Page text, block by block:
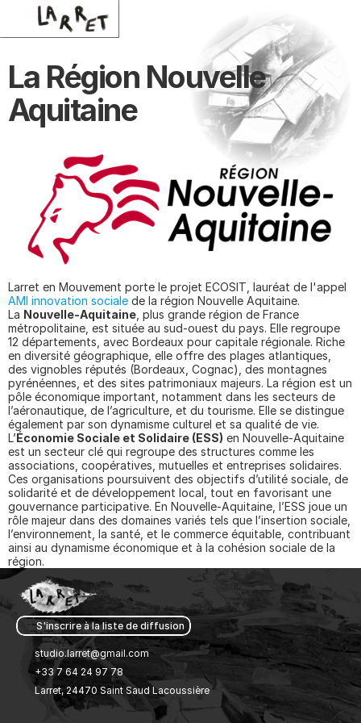
La Région Nouvelle
Aquitaine
AMI innovation sociale de la région Nouvelle Aquitaine.
La Nouvelle-Aquitaine , plus grande région de France
métropolitaine, est située au sud-ouest du pays. Elle regroupe
12 départements, avec Bordeaux pour capitale régionale. Riche
en diversité géographique, elle offre des plages atlantiques,
des vignobles réputés (Bordeaux, Cognac), des montagnes
pyrénéennes, et des sites patrimoniaux majeurs. La région est un
pôle économique important, notamment dans les secteurs de
l’aéronautique, de l’agriculture, et du tourisme. Elle se distingue
également par son dynamisme culturel et sa qualité de vie.
L’Économie Sociale et Solidaire (ESS) en Nouvelle-Aquitaine
est un secteur clé qui regroupe des structures comme les
associations, coopératives, mutuelles et entreprises solidaires.
Ces organisations poursuivent des objectifs d’utilité sociale, de
solidarité et de développement local, tout en favorisant une
gouvernance participative. En Nouvelle-Aquitaine, l’ESS joue un
rôle majeur dans des domaines variés tels que l’insertion sociale,
l’environnement, la santé, et le commerce équitable, contribuant
ainsi au dynamisme économique et à la cohésion sociale de la
région.
S'inscrire à la liste de diffusion
studio.larret@gmail.com
+33 7 64 24 97 78
Larret, 24470 Saint Saud Lacoussière